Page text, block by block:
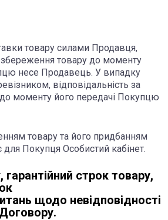
товару силами Продавця,
збереження товару до моменту
несе Продавець. У випадку
відповідальність за
моменту його передачі Покупцю
товару та його придбанням
Покупця Особистий кабінет.
гарантійний строк товару,
щодо невідповідності